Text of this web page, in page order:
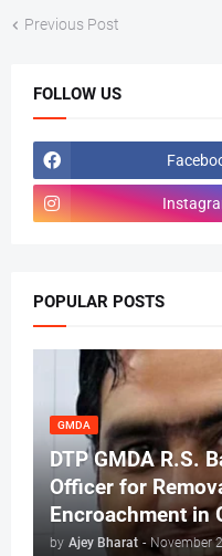
Previous Post
FOLLOW US
POPULAR POSTS
GMDA
DTP GMDA R.S.
Officer for
Encroachment in
by Ajey Bharat - November